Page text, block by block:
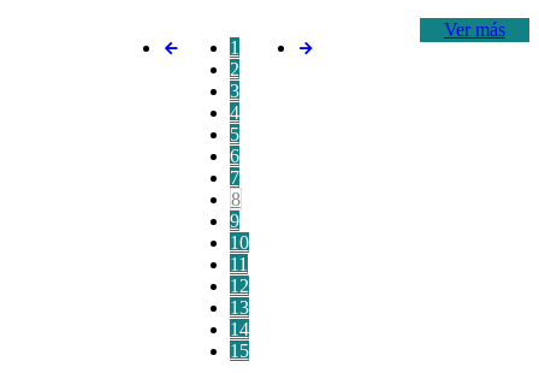
Ver más
1
2
3
4
5
6
7
8
9
10
11
12
13
14
15